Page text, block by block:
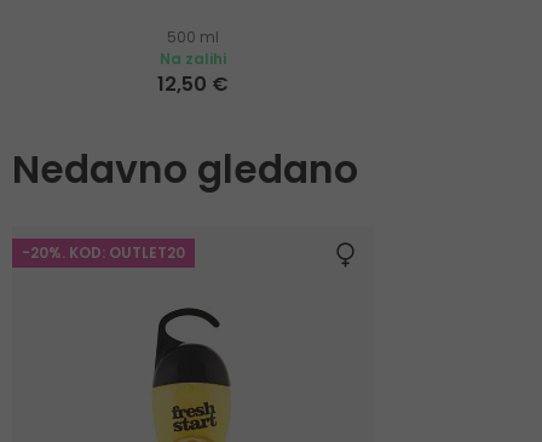
500 ml
Na zalihi
12,50 €
Nedavno gledano
-20%. KOD: OUTLET20